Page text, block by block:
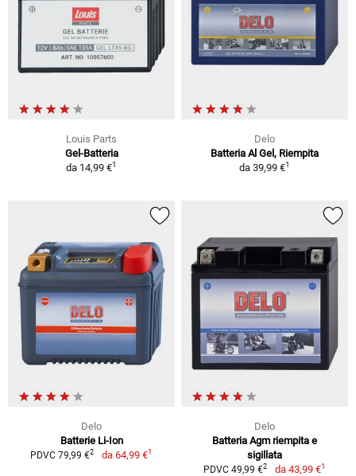
Louis Parts
Gel-Batteria
da 14,99 €1
Delo
Batteria Al Gel, Riempita
da 39,99 €1
Delo
Batterie Li-Ion
PDVC 79,99 €2 da 64,99 €1
Delo
Batteria Agm riempita e
sigillata
PDVC 49,99 €2 da 43,99 €1